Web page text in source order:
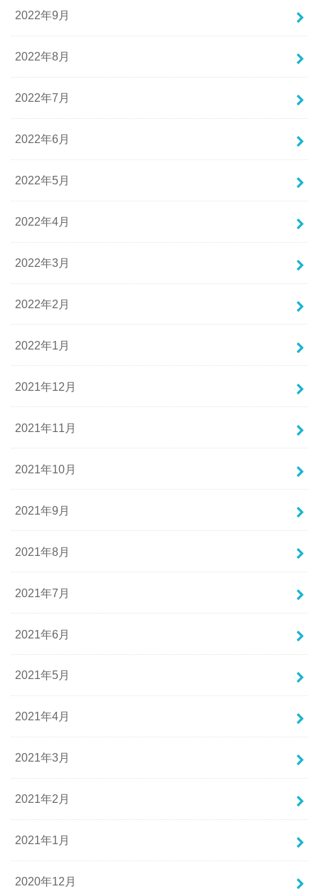
2022年9月
2022年8月
2022年7月
2022年6月
2022年5月
2022年4月
2022年3月
2022年2月
2022年1月
2021年12月
2021年11月
2021年10月
2021年9月
2021年8月
2021年7月
2021年6月
2021年5月
2021年4月
2021年3月
2021年2月
2021年1月
2020年12月